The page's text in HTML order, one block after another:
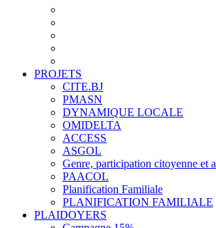
PROJETS
CITE.BJ
PMASN
DYNAMIQUE LOCALE
OMIDELTA
ACCESS
ASGOL
Genre, participation citoyenne et
PAACOL
Planification Familiale
PLANIFICATION FAMILIALE
PLAIDOYERS